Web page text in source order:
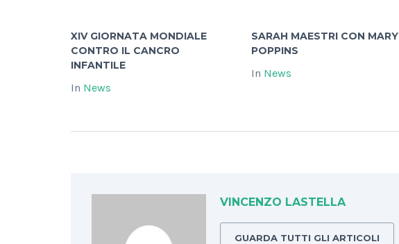
XIV GIORNATA MONDIALE
CONTRO IL CANCRO
INFANTILE
In News
SARAH MAESTRI CON MARY
POPPINS
In News
VINCENZO LASTELLA
GUARDA TUTTI GLI ARTICOLI